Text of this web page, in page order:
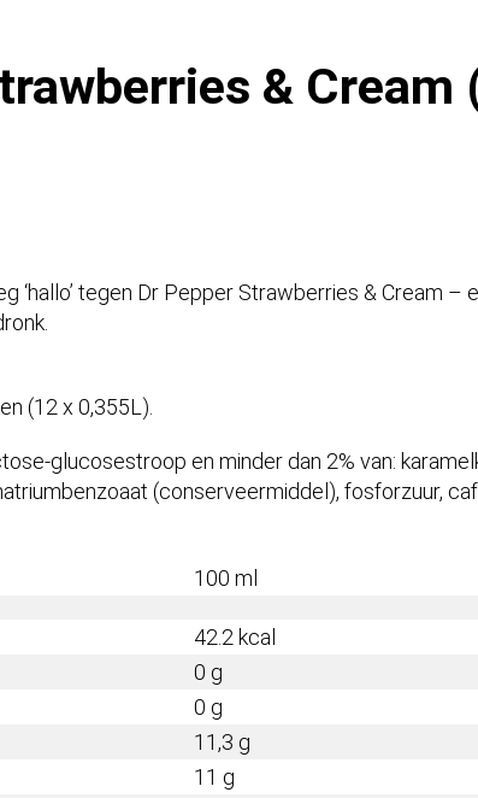
& Cream
‘hallo’ tegen Dr Pepper Strawberries & Cream –
(12 x 0,355L).
glucosestroop en minder dan 2% van:
(conserveermiddel), fosforzuur,
100 ml
42.2 kcal
0 g
0 g
11,3 g
11 g